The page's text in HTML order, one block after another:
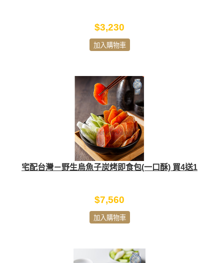
$3,230
加入購物車
宅配台灣－野生烏魚子炭烤即食包(一口酥) 買4送1
$7,560
加入購物車